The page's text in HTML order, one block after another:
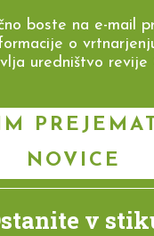
boste na e-mail
o
uredništvo revije
NOVICE
v